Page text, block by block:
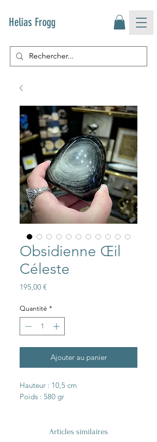
Helias Frogg
Obsidienne Œil
Céleste
195,00 €Prix
Quantité *
Ajouter au panier
Hauteur : 10,5 cm
Poids : 580 gr
Articles similaires